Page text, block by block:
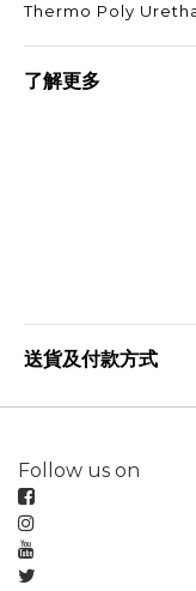
Thermo Poly
了解更多
送貨及付款方式
Follow us on